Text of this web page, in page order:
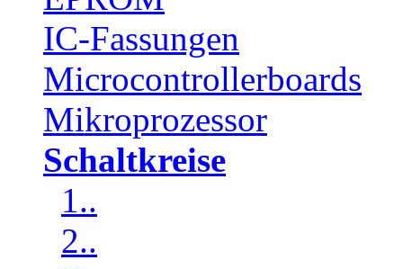
IC-Fassungen
Microcontrollerboards
Mikroprozessor
Schaltkreise
1..
2..